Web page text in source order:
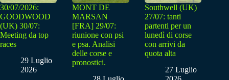
30/07/2026:
GOODWOOD
(UK) 30/07:
Meeting da top
races
29 Luglio
2026
MONT DE
MARSAN
[FRA] 29/07:
riunione con psi
e psa. Analisi
delle corse e
pronostici.
Southwell (UK)
27/07: tanti
partenti per un
lunedì di corse
con arrivi da
quota alta
27 Luglio